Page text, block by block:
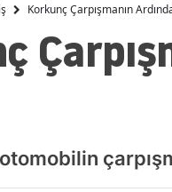
Korkunç Çarpışmanın